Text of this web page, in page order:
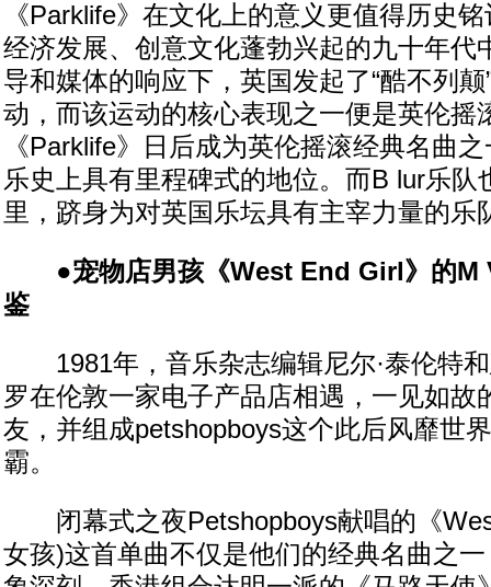
《Parklife》在文化上的意义更值得历史
经济发展、创意文化蓬勃兴起的九十年代
导和媒体的响应下，英国发起了“酷不列
动，而该运动的核心表现之一便是英伦摇
《Parklife》日后成为英伦摇滚经典名曲
乐史上具有里程碑式的地位。而B lur乐队
里，跻身为对英国乐坛具有主宰力量的乐
●宠物店男孩《West End Girl》的M
鉴
1981年，音乐杂志编辑尼尔·泰伦特和
罗在伦敦一家电子产品店相遇，一见如故
友，并组成petshopboys这个此后风靡世
霸。
闭幕式之夜Petshopboys献唱的《
女孩)这首单曲不仅是他们的经典名曲之